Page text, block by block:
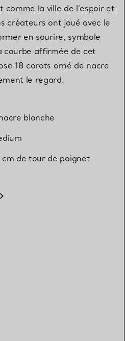
la ville de l’espoir et
créateurs ont joué avec le
en sourire, symbole
courbe affirmée de cet
18 carats orné de nacre
le regard.
blanche
cm de tour de poignet